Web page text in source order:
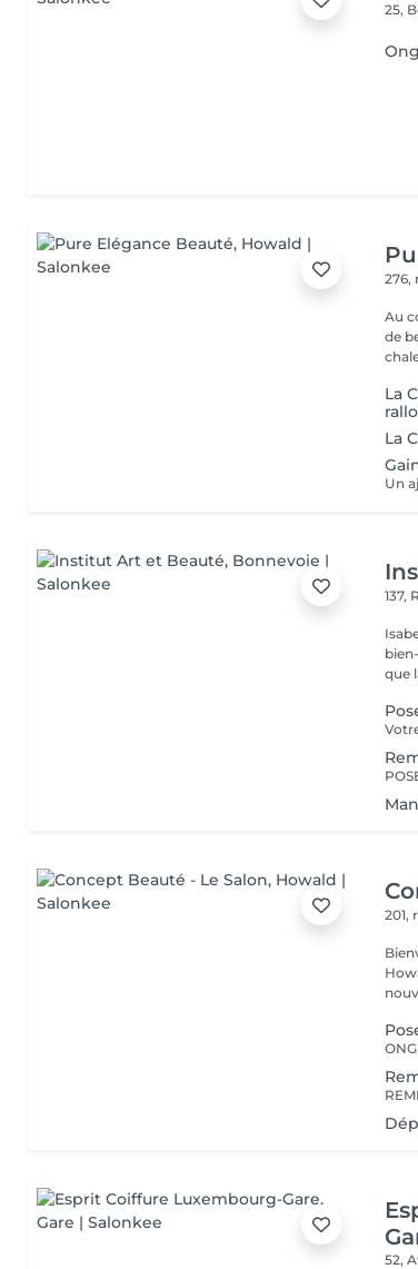
25,
276,
Au
de
La
La
137,
bien-être. Les meilleures
que
201,
52,